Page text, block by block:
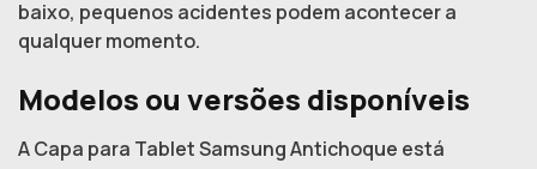
baixo, pequenos acidentes podem acontecer a
qualquer momento.
Modelos ou versões disponíveis
A Capa para Tablet Samsung Antichoque está